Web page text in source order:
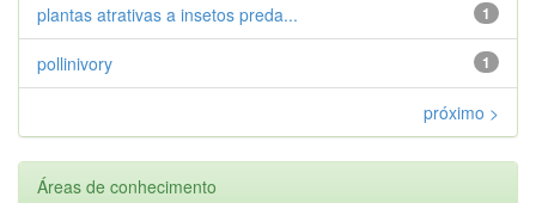
1
plantas atrativas a insetos preda...
1
pollinivory
próximo >
Áreas de conhecimento